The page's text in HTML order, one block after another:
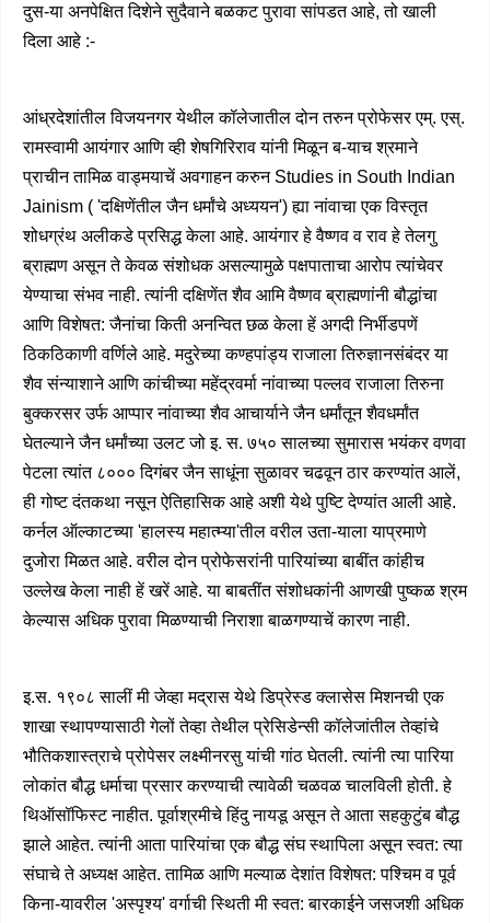
दुस-या अनपेक्षित दिशेने सुदैवाने बळकट पुरावा सांपडत आहे, तो खाली
दिला आहे :-
आंध्रदेशांतील विजयनगर येथील कॉलेजातील दोन तरुन प्रोफेसर एम्. एस्.
रामस्वामी आयंगार आणि व्ही शेषगिरिराव यांनी मिळून ब-याच श्रमाने
प्राचीन तामिळ वाड्मयाचें अवगाहन करुन Studies in South Indian
Jainism ( 'दक्षिणेंतील जैन धर्मांचे अध्ययन') ह्या नांवाचा एक विस्तृत
शोधग्रंथ अलीकडे प्रसिद्ध केला आहे. आयंगार हे वैष्णव व राव हे तेलगु
ब्राह्मण असून ते केवळ संशोधक असल्यामुळे पक्षपाताचा आरोप त्यांचेवर
येण्याचा संभव नाही. त्यांनी दक्षिणेंत शैव आमि वैष्णव ब्राह्मणांनी बौद्धांचा
आणि विशेषत: जैनांचा किती अनन्वित छळ केला हें अगदी निर्भीडपणें
ठिकठिकाणी वर्णिले आहे. मदुरेच्या कण्हपांड्य राजाला तिरुज्ञानसंबंदर या
शैव संन्याशाने आणि कांचीच्या महेंद्रवर्मा नांवाच्या पल्लव राजाला तिरुना
बुक्करसर उर्फ आप्पार नांवाच्या शैव आचार्याने जैन धर्मांतून शैवधर्मांत
घेतल्याने जैन धर्मांच्या उलट जो इ. स. ७५० सालच्या सुमारास भयंकर वणवा
पेटला त्यांत ८००० दिगंबर जैन साधूंना सुळावर चढवून ठार करण्यांत आलें,
ही गोष्ट दंतकथा नसून ऐतिहासिक आहे अशी येथे पुष्टि देण्यांत आली आहे.
कर्नल ऑल्काटच्या 'हालस्य महात्म्या'तील वरील उता-याला याप्रमाणे
दुजोरा मिळत आहे. वरील दोन प्रोफेसरांनी पारियांच्या बाबींत कांहीच
उल्लेख केला नाही हें खरें आहे. या बाबतींत संशोधकांनी आणखी पुष्कळ श्रम
केल्यास अधिक पुरावा मिळण्याची निराशा बाळगण्याचें कारण नाही.
इ.स. १९०८ सालीं मी जेव्हा मद्रास येथे डिप्रेस्ड क्लासेस मिशनची एक
शाखा स्थापण्यासाठी गेलों तेव्हा तेथील प्रेसिडेन्सी कॉलेजांतील तेव्हांचे
भौतिकशास्त्राचे प्रोपेसर लक्ष्मीनरसु यांची गांठ घेतली. त्यांनी त्या पारिया
लोकांत बौद्ध धर्माचा प्रसार करण्याची त्यावेळी चळवळ चालविली होती. हे
थिऑसॉफिस्ट नाहीत. पूर्वाश्रमीचे हिंदु नायडू असून ते आता सहकुटुंब बौद्ध
झाले आहेत. त्यांनी आता पारियांचा एक बौद्ध संघ स्थापिला असून स्वत: त्या
संघाचे ते अध्यक्ष आहेत. तामिळ आणि मल्याळ देशांत विशेषत: पश्चिम व पूर्व
किना-यावरील 'अस्पृश्य' वर्गाची स्थिती मी स्वत: बारकाईने जसजशी अधिक